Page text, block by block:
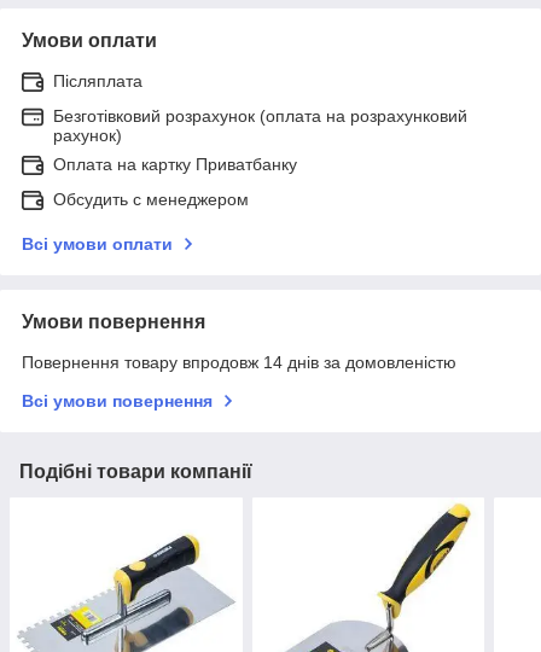
Умови оплати
Післяплата
Безготівковий розрахунок (оплата на розрахунковий
рахунок)
Оплата на картку Приватбанку
Обсудить с менеджером
Всі умови оплати
Умови повернення
Повернення товару впродовж 14 днів за домовленістю
Всі умови повернення
Подібні товари компанії